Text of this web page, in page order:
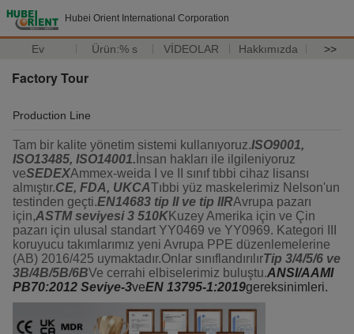
Hubei Orient International Corporation
Ev Ürün:% s VİDEOLAR Hakkımızda >>
Factory Tour
Production Line
Tam bir kalite yönetim sistemi kullanıyoruz.ISO9001,
ISO13485, ISO14001. İnsan hakları ile ilgileniyoruz
veSEDEXAmmex-weida I ve II sınıf tıbbi cihaz lisansı
almıştır.CE, FDA, UKCATıbbi yüz maskelerimiz Nelson'un
testinden geçti.EN14683 tip II ve tip IIRAvrupa pazarı
için,ASTM seviyesi 3 510KKuzey Amerika için ve Çin
pazarı için ulusal standart YY0469 ve YY0969. Kategori III
koruyucu takımlarımız yeni Avrupa PPE düzenlemelerine
(AB) 2016/425 uymaktadır.Onlar sınıflandırılırTip 3/4/5/6 ve
3B/4B/5B/6BVe cerrahi elbiselerimiz buluştu.ANSI/AAMI
PB70:2012 Seviye-3veEN 13795-1:2019gereksinimleri.